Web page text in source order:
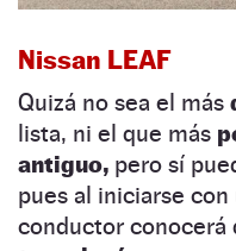
Nissan LEAF
Quizá no sea el más
lista, ni el que más
antiguo, pero sí
pues al iniciarse con
conductor conocerá